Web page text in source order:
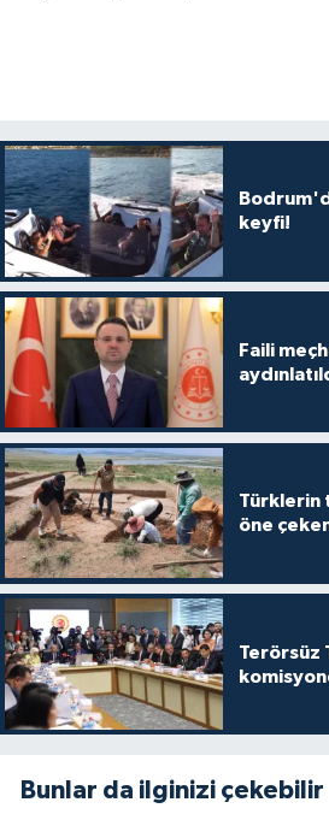
keyfi!
Faili
Türklerin
öne
Terörsüz
Bunlar da ilginizi çekebilir